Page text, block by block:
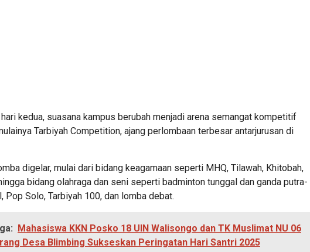
kedua, suasana kampus berubah menjadi arena semangat kompetitif
Tarbiyah Competition, ajang perlombaan terbesar antarjurusan di
digelar, mulai dari bidang keagamaan seperti MHQ, Tilawah, Khitobah,
bidang olahraga dan seni seperti badminton tunggal dan ganda putra-
Pop Solo, Tarbiyah 100, dan lomba debat.
Mahasiswa KKN Posko 18 UIN Walisongo dan TK Muslimat NU 06
Desa Blimbing Sukseskan Peringatan Hari Santri 2025